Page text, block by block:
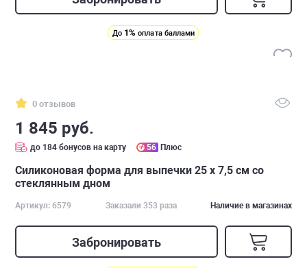
До 1% оплата баллами
0 отзывов
1 845 руб.
до 184 бонусов на карту 56 Плюс
Силиконовая форма для выпечки 25 х 7,5 см со
стеклянным дном
Артикул: 6579 Заказали 353 раза Наличие в магазинах
Забронировать